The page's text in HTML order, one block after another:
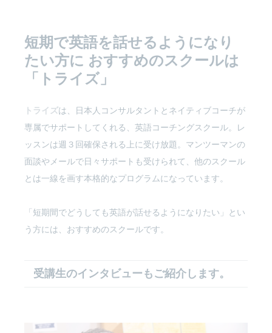
短期で英語を話せるようになり
たい方に おすすめのスクールは
「トライズ」
トライズは、日本人コンサルタントとネイティブコーチが
専属でサポートしてくれる、英語コーチングスクール。レ
ッスンは週３回確保される上に受け放題。マンツーマンの
面談やメールで日々サポートも受けられて、他のスクール
とは一線を画す本格的なプログラムになっています。
「短期間でどうしても英語が話せるようになりたい」とい
う方には、おすすめのスクールです。
受講生のインタビューもご紹介します。